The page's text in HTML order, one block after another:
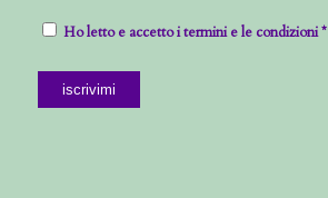
Ho letto e accetto i termini e le condizioni *